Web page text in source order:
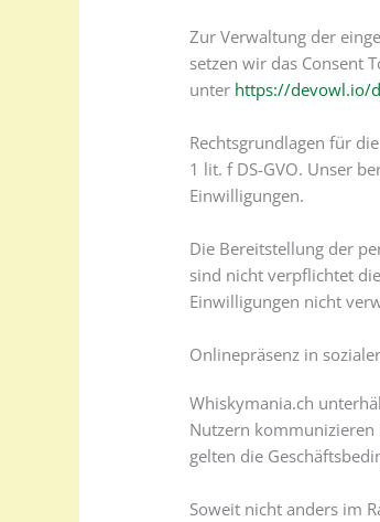
Zur Verwaltung der
setzen wir das Consent
unter https://devowl.io/
Rechtsgrundlagen für
1 lit. f DS-GVO. Unser
Einwilligungen.
Die Bereitstellung der
sind nicht verpflichtet
Einwilligungen nicht
Onlinepräsenz in
Whiskymania.ch
Nutzern
gelten die
Soweit nicht anders im